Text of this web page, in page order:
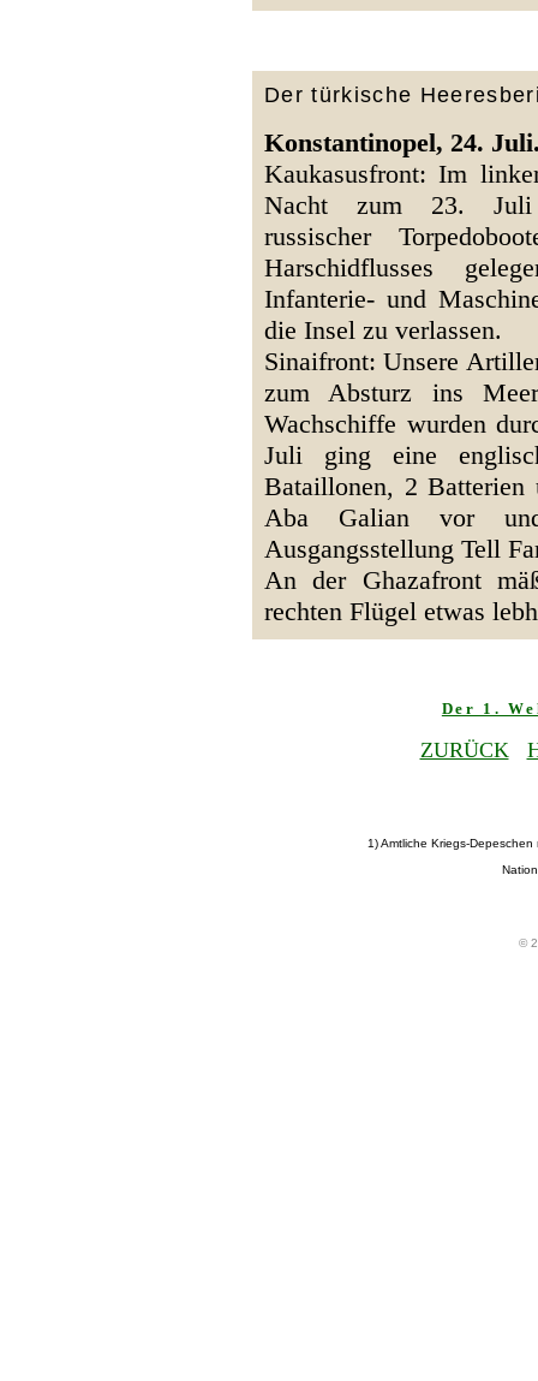
Der türkische
Konstantinopel, 24.
Kaukasusfront: Im
Nacht zum 23. Juli
russischer
Harschidflusses
Infanterie- und
die Insel zu verlassen.
Sinaifront: Unsere
zum Absturz ins
Wachschiffe wurden
Juli ging eine
Bataillonen, 2 Batterien
Aba Galian vor
Ausgangsstellung Tell
An der Ghazafront
rechten Flügel etwas
Der 1.
ZURÜCK
1) Amtliche Kriegs-
©